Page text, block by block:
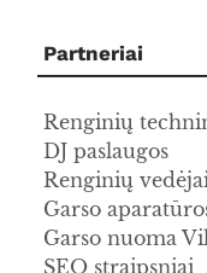
Partneriai
Renginių
DJ paslaugos
Renginių
Garso
Garso nuoma
SEO straipsniai